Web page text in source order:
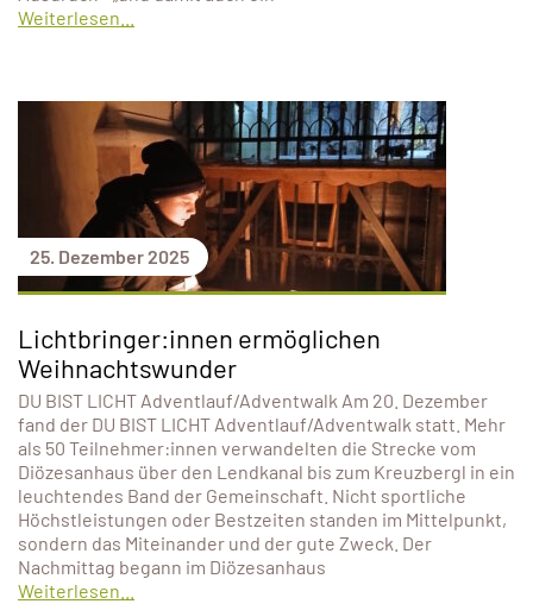
Weiterlesen...
25. Dezember 2025
Lichtbringer:innen ermöglichen
Weihnachtswunder
DU BIST LICHT Adventlauf/Adventwalk Am 20. Dezember
fand der DU BIST LICHT Adventlauf/Adventwalk statt. Mehr
als 50 Teilnehmer:innen verwandelten die Strecke vom
Diözesanhaus über den Lendkanal bis zum Kreuzbergl in ein
leuchtendes Band der Gemeinschaft. Nicht sportliche
Höchstleistungen oder Bestzeiten standen im Mittelpunkt,
sondern das Miteinander und der gute Zweck. Der
Nachmittag begann im Diözesanhaus
Weiterlesen...